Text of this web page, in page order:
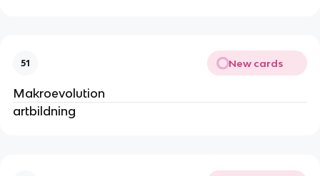
51 New cards
Makroevolution
artbildning